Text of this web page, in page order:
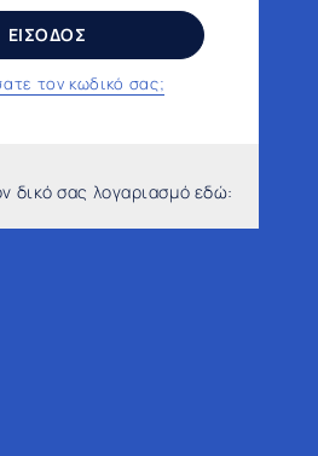
ΕΙΣΟΔΟΣ
τον κωδικό σας;
δικό σας λογαριασμό εδώ: